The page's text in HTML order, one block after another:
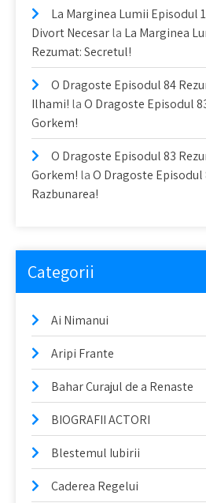
La Marginea Lumii Episodul
Divort Necesarla La Marginea
Rezumat: Secretul!
O Dragoste Episodul 84
Ilhami! laO Dragoste Episodul
Gorkem!
O Dragoste Episodul 83
Gorkem! laO Dragoste Episodul
Razbunarea!
Categorii
Ai Nimanui
Aripi Frante
Bahar Curajul de a Renaste
BIOGRAFII ACTORI
Blestemul Iubirii
Caderea Regelui